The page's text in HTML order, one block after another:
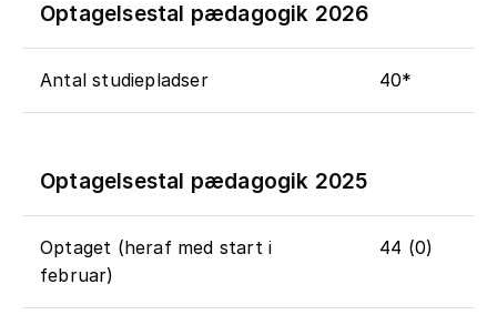
Optagelsestal pædagogik 2026
Antal studiepladser 40*
Optagelsestal pædagogik 2025
Optaget (heraf med start i
februar)
44 (0)